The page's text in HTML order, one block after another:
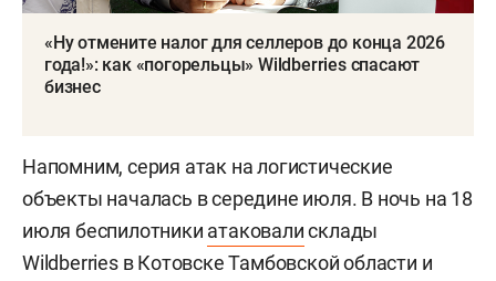
«Ну отмените налог для селлеров до конца 2026
года!»: как «погорельцы» Wildberries спасают
бизнес
Напомним, серия атак на логистические
объекты началась в середине июля. В ночь на 18
июля беспилотники атаковалисклады
Wildberries в Котовске Тамбовской области и